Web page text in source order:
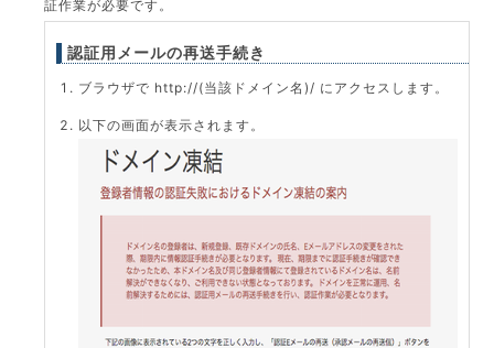
証作業が必要です。
認証用メールの再送手続き
ブラウザで http://(当該ドメイン名)/ にアクセスします。
以下の画面が表示されます。